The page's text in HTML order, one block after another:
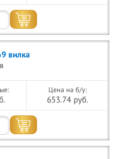
вилка
Цена на б/у:
653.74 руб.